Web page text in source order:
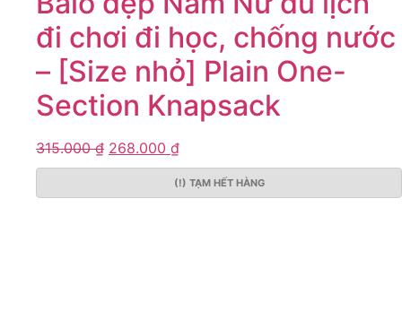
đi chơi đi học, chống nước
– [Size nhỏ] Plain One-
Section Knapsack
315.000₫ 268.000 ₫
(!) TẠM HẾT HÀNG